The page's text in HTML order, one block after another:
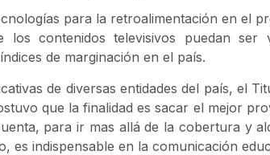
para la retroalimentación en el
los contenidos televisivos puedan ser
de marginación en el país.
de diversas entidades del país, el
que la finalidad es sacar el mejor
para ir mas allá de la cobertura y
es indispensable en la comunicación